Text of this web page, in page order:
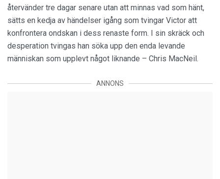
återvänder tre dagar senare utan att minnas vad som hänt,
sätts en kedja av händelser igång som tvingar Victor att
konfrontera ondskan i dess renaste form. I sin skräck och
desperation tvingas han söka upp den enda levande
människan som upplevt något liknande – Chris MacNeil.
ANNONS